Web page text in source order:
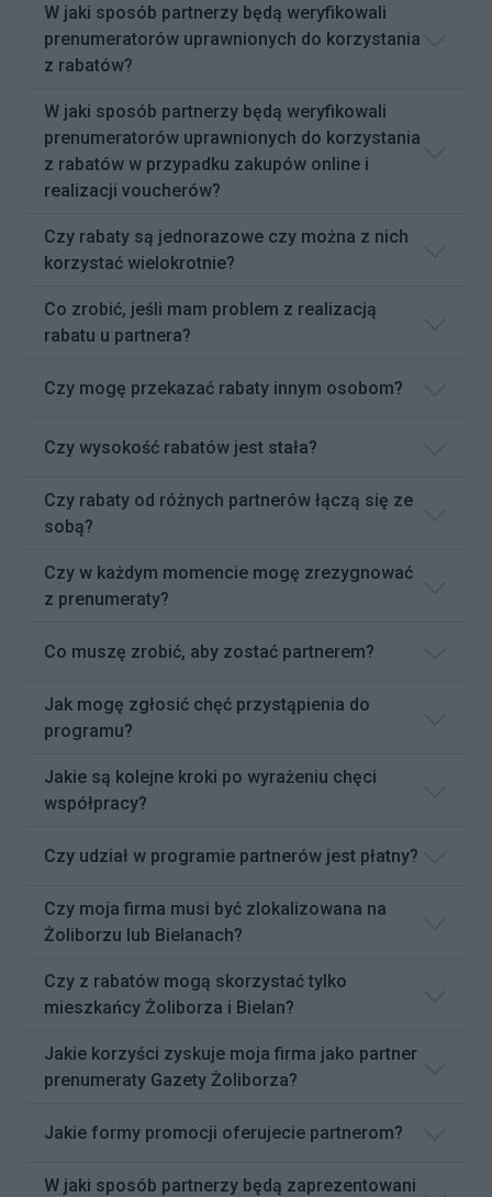
W jaki sposób partnerzy będą weryfikowali
prenumeratorów uprawnionych do korzystania
z rabatów?
W jaki sposób partnerzy będą weryfikowali
prenumeratorów uprawnionych do korzystania
z rabatów w przypadku zakupów online i
realizacji voucherów?
Czy rabaty są jednorazowe czy można z nich
korzystać wielokrotnie?
Co zrobić, jeśli mam problem z realizacją
rabatu u partnera?
Czy mogę przekazać rabaty innym osobom?
Czy wysokość rabatów jest stała?
Czy rabaty od różnych partnerów łączą się ze
sobą?
Czy w każdym momencie mogę zrezygnować
z prenumeraty?
Co muszę zrobić, aby zostać partnerem?
Jak mogę zgłosić chęć przystąpienia do
programu?
Jakie są kolejne kroki po wyrażeniu chęci
współpracy?
Czy udział w programie partnerów jest płatny?
Czy moja firma musi być zlokalizowana na
Żoliborzu lub Bielanach?
Czy z rabatów mogą skorzystać tylko
mieszkańcy Żoliborza i Bielan?
Jakie korzyści zyskuje moja firma jako partner
prenumeraty Gazety Żoliborza?
Jakie formy promocji oferujecie partnerom?
W jaki sposób partnerzy będą zaprezentowani